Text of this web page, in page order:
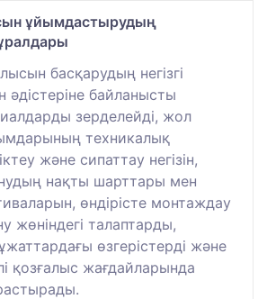
ұйымдастырудың
басқарудың негізгі
байланысты
зерделейді, жол
техникалық
және сипаттау негізін,
нақты шарттары мен
өндірісте монтаждау
жөніндегі талаптарды,
өзгерістерді және
қозғалыс жағдайларында